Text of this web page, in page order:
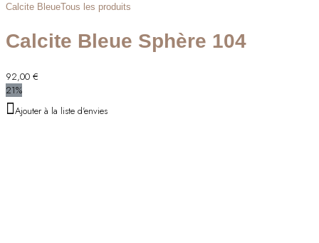
Calcite BleueTous les produits
Calcite Bleue Sphère 104
92,00 €
21%
Ajouter à la liste d'envies